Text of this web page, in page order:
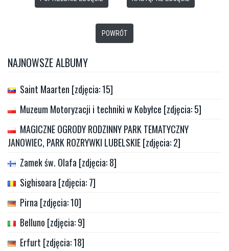
POWRÓT
NAJNOWSZE ALBUMY
Saint Maarten [zdjęcia: 15]
Muzeum Motoryzacji i techniki w Kobyłce [zdjęcia: 5]
MAGICZNE OGRODY RODZINNY PARK TEMATYCZNY
JANOWIEC, PARK ROZRYWKI LUBELSKIE [zdjęcia: 2]
Zamek św. Olafa [zdjęcia: 8]
Sighisoara [zdjęcia: 7]
Pirna [zdjęcia: 10]
Belluno [zdjęcia: 9]
Erfurt [zdjęcia: 18]